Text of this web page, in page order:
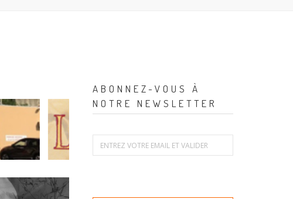
ABONNEZ-VOUS À
NOTRE NEWSLETTER